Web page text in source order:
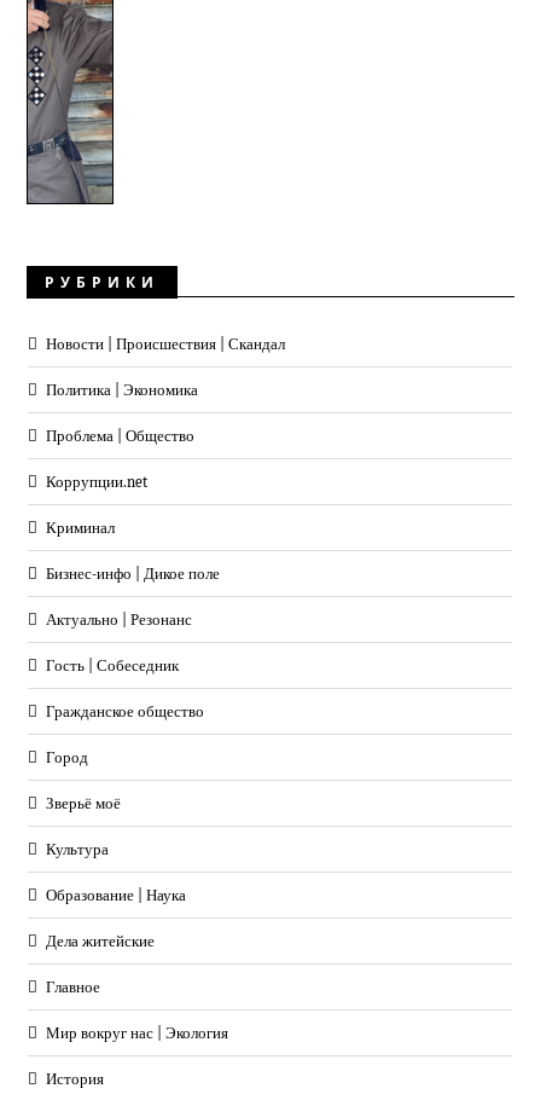
РУБРИКИ
Новости | Происшествия | Скандал
Политика | Экономика
Проблема | Общество
Коррупции.net
Криминал
Бизнес-инфо | Дикое поле
Актуально | Резонанс
Гость | Собеседник
Гражданское общество
Город
Зверьё моё
Культура
Образование | Наука
Дела житейские
Главное
Мир вокруг нас | Экология
История